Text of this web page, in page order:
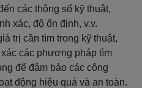
các thông số kỹ thuật,
xác, độ ổn định, v.v.
trị cần tìm trong kỹ thuật,
các phương pháp tìm
để đảm bảo các công
động hiệu quả và an toàn.